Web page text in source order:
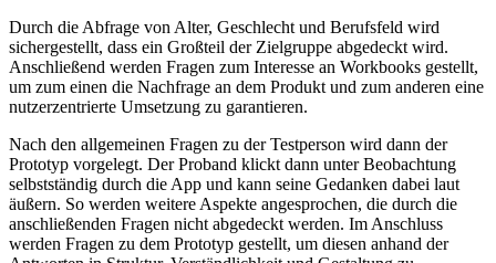
Durch die Abfrage von Alter, Geschlecht und Berufsfeld wird
sichergestellt, dass ein Großteil der Zielgruppe abgedeckt wird.
Anschließend werden Fragen zum Interesse an Workbooks gestellt,
um zum einen die Nachfrage an dem Produkt und zum anderen eine
nutzerzentrierte Umsetzung zu garantieren.
Nach den allgemeinen Fragen zu der Testperson wird dann der
Prototyp vorgelegt. Der Proband klickt dann unter Beobachtung
selbstständig durch die App und kann seine Gedanken dabei laut
äußern. So werden weitere Aspekte angesprochen, die durch die
anschließenden Fragen nicht abgedeckt werden. Im Anschluss
werden Fragen zu dem Prototyp gestellt, um diesen anhand der